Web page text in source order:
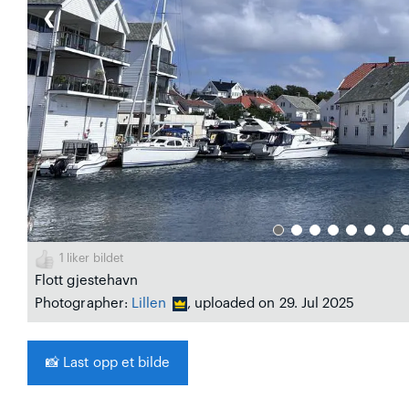
❮
1 liker bildet
Flott gjestehavn
Photographer: Lillen , uploaded on 29. Jul 2025
📸 Last opp et bilde